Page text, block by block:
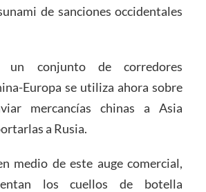
de sanciones occidentales
un conjunto de corredores
Europa se utiliza ahora sobre
mercancías chinas a Asia
a Rusia.
medio de este auge comercial,
los cuellos de botella